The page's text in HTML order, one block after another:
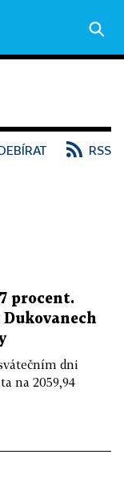
RSS
procent.
dni
na 2059,94